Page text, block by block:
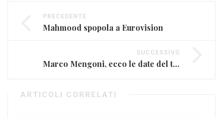
PRECEDENTE
Mahmood spopola a Eurovision
SUCCESSIVO
Marco Mengoni, ecco le date del tour autunnale
ARTICOLI CORRELATI